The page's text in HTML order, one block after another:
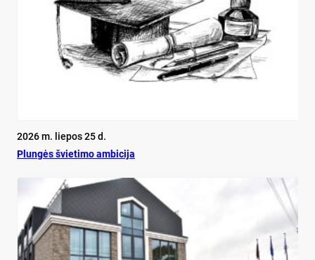
2026 m. liepos 25 d.
Plun­gės švie­ti­mo am­bi­ci­ja